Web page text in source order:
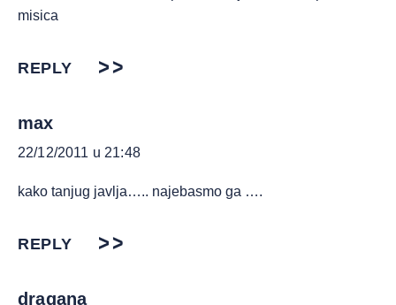
misica
REPLY
max
22/12/2011 u 21:48
kako tanjug javlja….. najebasmo ga ….
REPLY
dragana